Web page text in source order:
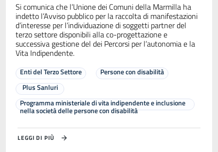
Si comunica che l’Unione dei Comuni della Marmilla ha
indetto l’Avviso pubblico per la raccolta di manifestazioni
d’interesse per l’individuazione di soggetti partner del
terzo settore disponibili alla co-progettazione e
successiva gestione del dei Percorsi per l’autonomia e la
Vita Indipendente.
Enti del Terzo Settore
Persone con disabilità
Plus Sanluri
Programma ministeriale di vita indipendente e inclusione
nella società delle persone con disabilità
LEGGI DI PIÙ